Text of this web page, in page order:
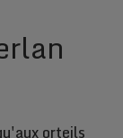
orteils